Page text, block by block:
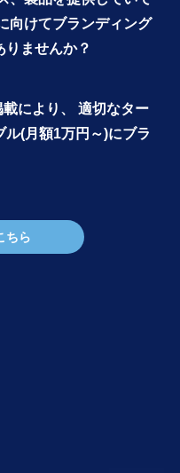
向けてブランディング
りませんか？
により、
適切なター
ル(月額1万円～)にブラ
ちら